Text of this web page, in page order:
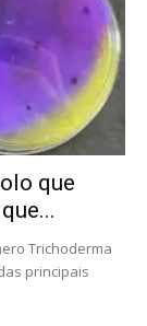
que
Trichoderma
principais